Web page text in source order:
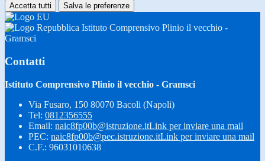
Accetta tutti Salva le preferenze
Istituto Comprensivo Plinio il vecchio -
Gramsci
Contatti
Istituto Comprensivo Plinio il vecchio - Gramsci
Via Fusaro, 150 80070 Bacoli (Napoli)
Tel: 0812356555
Email: naic8fp00b@istruzione.itLink per inviare una mail
PEC: naic8fp00b@pec.istruzione.itLink per inviare una mail
C.F.: 96031010638